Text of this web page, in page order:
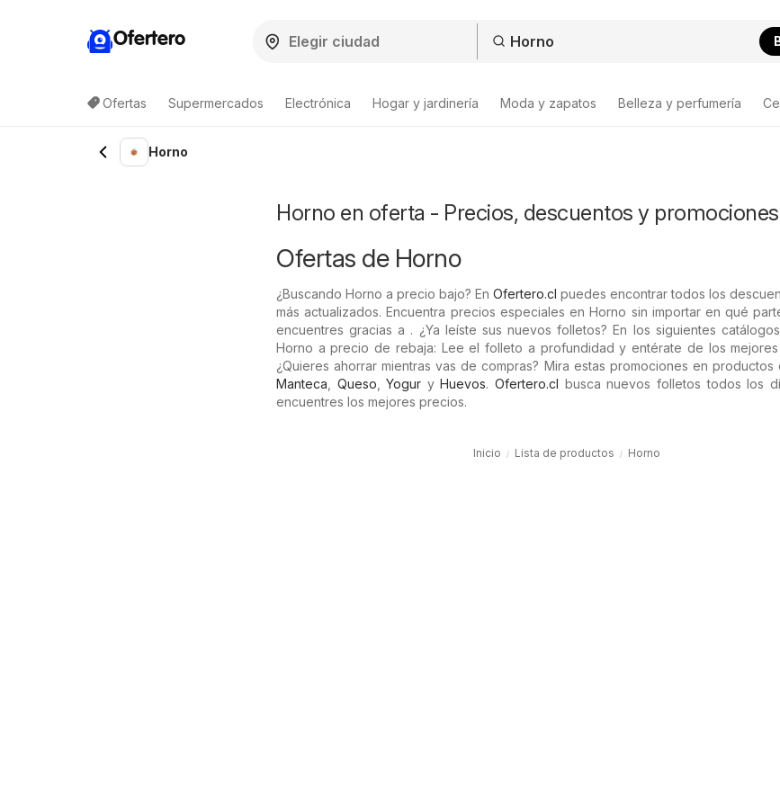
Ofertero
Ofertas Supermercados Electrónica Hogar y jardinería Moda y zapatos Belleza y perfumería
Lista de productos
Horno
Horno en oferta - Precios, descuentos y promociones
Ofertas de Horno
¿Buscando Horno a precio bajo? En Ofertero.cl puedes encontrar todos los
más actualizados. Encuentra precios especiales en Horno sin importar en qué
encuentres gracias a . ¿Ya leíste sus nuevos folletos? En los siguientes
Horno a precio de rebaja: Lee el folleto a profundidad y entérate de los mejores
¿Quieres ahorrar mientras vas de compras? Mira estas promociones en productos
Manteca
Queso ,Yogur yHuevos.Ofertero.cl busca nuevos folletos todos los
encuentres los mejores precios.
Inicio Lista de productos Horno